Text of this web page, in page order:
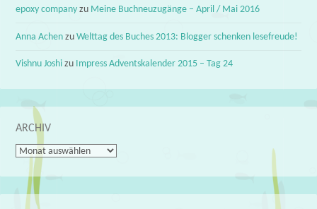
epoxy company zu Meine Buchneuzugänge – April / Mai 2016
Anna Achen zuWelttag des Buches 2013: Blogger schenken lesefreude!
Vishnu Joshi zu Impress Adventskalender 2015 – Tag 24
ARCHIV
Archiv